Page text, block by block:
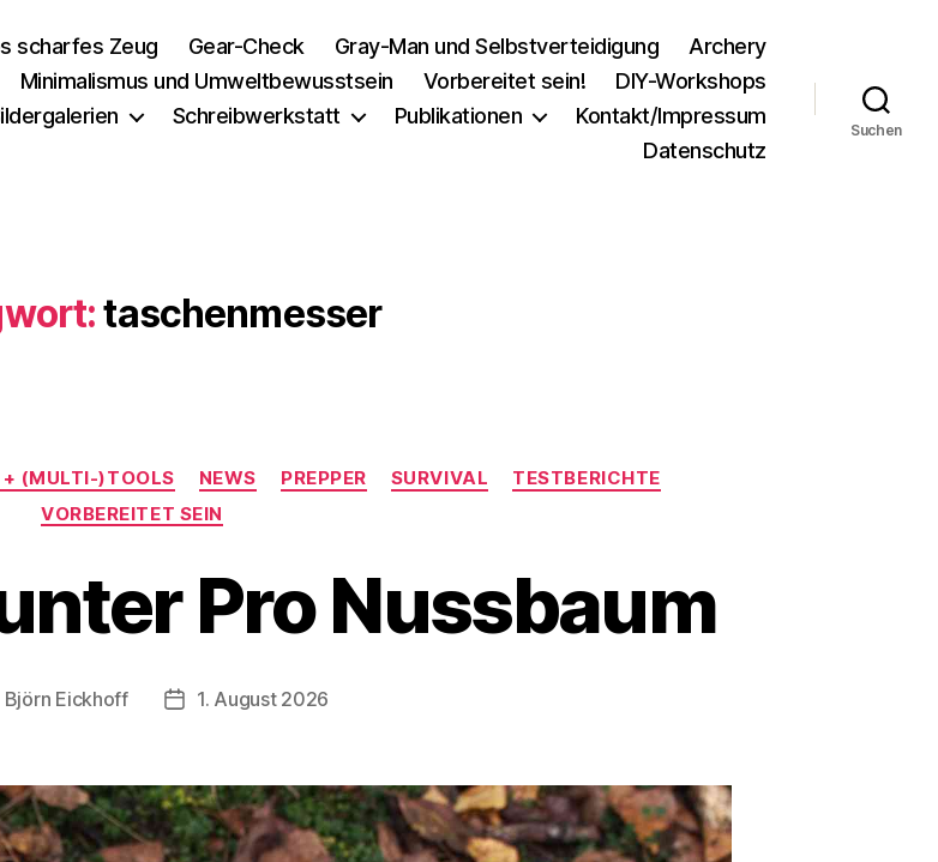
scharfes Zeug Gear-Check Gray-Man und Selbstverteidigung
Archery
Minimalismus und Umweltbewusstsein Vorbereitet sein!
DIY-Workshops
Schreibwerkstatt Publikationen
Kontakt/Impressum
Datenschutz
Suchen
taschenmesser
Kategorien
+ (MULTI-)TOOLS NEWS PREPPER SURVIVAL
TESTBERICHTE
VORBEREITET SEIN
Pro Nussbaum
Björn Eickhoff Veröffentlichungsdatum
1. August 2026